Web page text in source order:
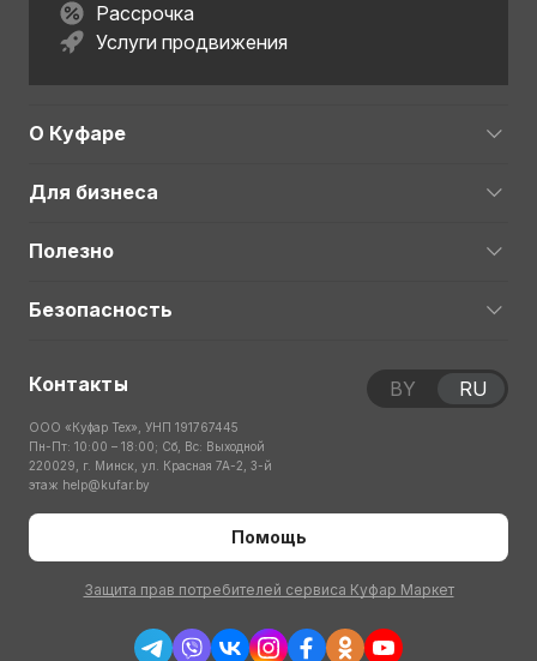
Рассрочка
Услуги продвижения
О Куфаре
Для бизнеса
Полезно
Безопасность
Контакты
ООО «Куфар Тех», УНП 191767445
Пн-Пт: 10:00 – 18:00; Сб, Вс: Выходной
220029, г. Минск, ул. Красная 7А-2, 3-й
этаж help@kufar.by
Помощь
Защита прав потребителей сервиса Куфар Маркет
BY RU